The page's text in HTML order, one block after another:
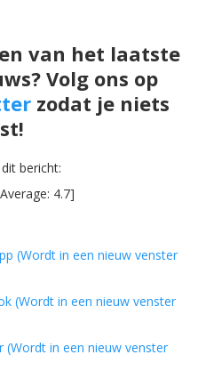
van het laatste
Volg ons op
zodat je niets
bericht:
4.7]
(Wordt in een nieuw venster
(Wordt in een nieuw venster
in een nieuw venster